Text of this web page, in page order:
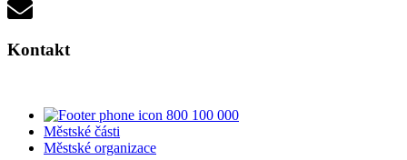
Kontakt
800 100 000
Městské části
Městské organizace